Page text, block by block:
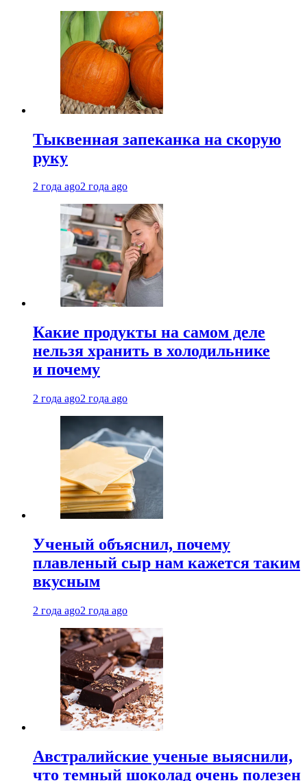
Тыквенная запеканка на скорую
руку
2 года ago2 года ago
Какие продукты на самом деле
нельзя хранить в холодильнике
и почему
2 года ago2 года ago
Ученый объяснил, почему
плавленый сыр нам кажется таким
вкусным
2 года ago2 года ago
Австралийские ученые выяснили,
что темный шоколад очень полезен